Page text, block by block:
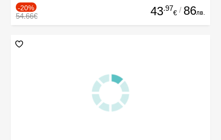
-20%
54.66€ 43.97
€ / 86лв.